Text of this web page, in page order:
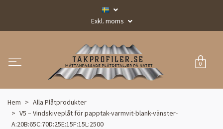
Exkl. moms
0
Hem
Alla Plåtprodukter
V5 – Vindskiveplåt för papptak-varmvit-blank-vänster-
A:20B:65C:70D:25E:15F:15L:2500